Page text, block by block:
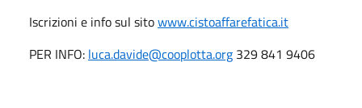
Iscrizioni e info sul sitowww.cistoaffarefatica.it
PER INFO: luca.davide@cooplotta.org 329 841 9406